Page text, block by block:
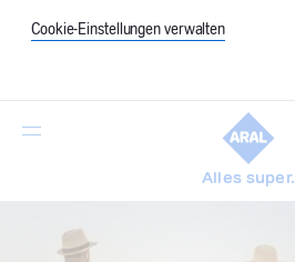
Cookie-Einstellungen verwalten
Alles super.